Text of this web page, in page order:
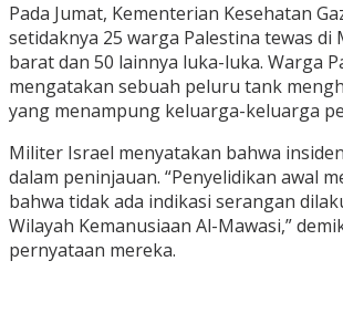
Pada Jumat, Kementerian Kesehatan
setidaknya 25 warga Palestina tewas di
barat dan 50 lainnya luka-luka. Warga
mengatakan sebuah peluru tank
yang menampung keluarga-keluarga
Militer Israel menyatakan bahwa
dalam peninjauan. “Penyelidikan awal
bahwa tidak ada indikasi serangan
Wilayah Kemanusiaan Al-Mawasi,”
pernyataan mereka.